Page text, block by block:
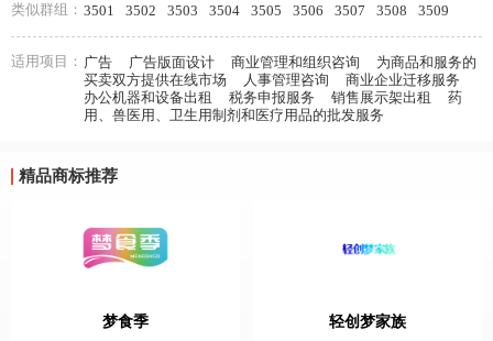
类似群组： 3501 3502 3503 3504 3505 3506 3507 3508 3509
适用项目： 广告 广告版面设计 商业管理和组织咨询
为商品和服务的
买卖双方提供在线市场
人事管理咨询
商业企业迁移服务
办公机器和设备出租
税务申报服务 销售展示架出租
药
用、兽医用、卫生用制剂和医疗用品的批发服务
精品商标推荐
梦食季 轻创梦家族